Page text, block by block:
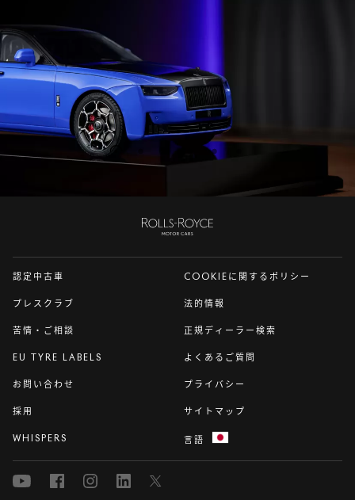
ロイ
ス
認定中古車 COOKIEに関するポリシー
プレスクラブ 法的情報
苦情・ご相談 正規ディーラー検索
EU TYRE LABELS よくあるご質問
お問い合わせ プライバシー
採用 サイトマップ
WHISPERS 言語
YoutubeFacebookInstagram
Linked